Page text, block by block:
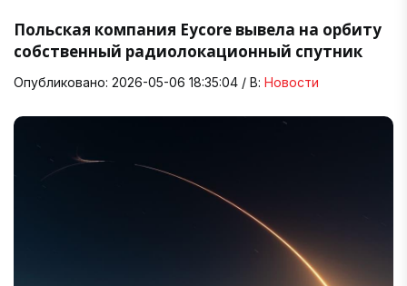
Польская компания Eycore вывела на орбиту
собственный радиолокационный спутник
Опубликовано: 2026-05-06 18:35:04 / В: Новости